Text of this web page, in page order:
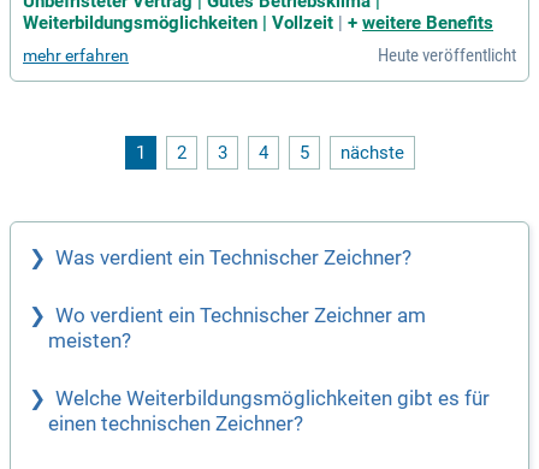
befristete Anstellung in einem familiären Arbeitsklima. Du
wirst spannende Projekte realisieren und kreative Lösungen
entwickeln. Außerdem bieten wir dir umfangreiche Weiterbil
dungsmöglichkeiten und bis zu 30 Urlaubstage. In deinem A
ngen. Werde Teil unseres Teams und bring deine Ideen ein,
während du in einem modernen Umfeld arbeitest!
Weiterbildungsmöglichkeiten | Vollzeit | + weitere Benefits
mehr erfahren Heute veröffentlicht
1 2 3 4 5 nächste
Was verdient ein Technischer Zeichner?
Wo verdient ein Technischer Zeichner am
meisten?
Welche Weiterbildungsmöglichkeiten gibt es für
einen technischen Zeichner?